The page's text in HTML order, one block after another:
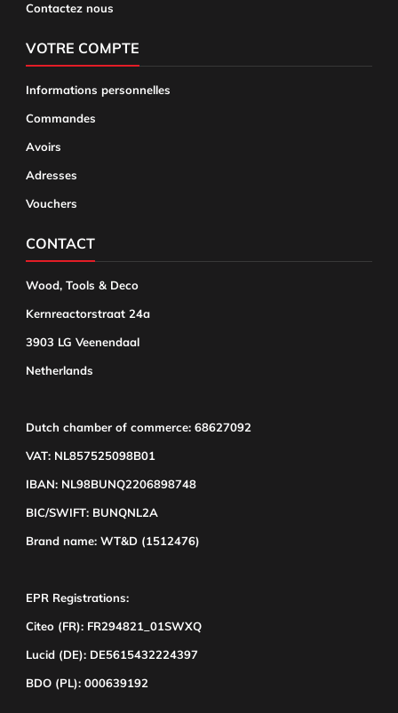
Contactez nous
VOTRE COMPTE
Informations personnelles
Commandes
Avoirs
Adresses
Vouchers
CONTACT
Wood, Tools & Deco
Kernreactorstraat 24a
3903 LG Veenendaal
Netherlands
Dutch chamber of commerce: 68627092
VAT: NL857525098B01
IBAN: NL98BUNQ2206898748
BIC/SWIFT: BUNQNL2A
Brand name: WT&D (1512476)
EPR Registrations:
Citeo (FR): FR294821_01SWXQ
Lucid (DE): DE5615432224397
BDO (PL): 000639192